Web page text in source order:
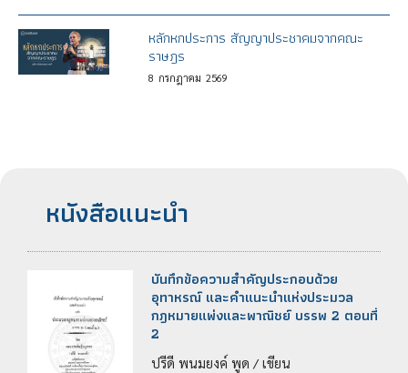
หลักหกประการ สัญญาประชาคมจากคณะ
ราษฎร
8 กรกฎาคม 2569
หนังสือแนะนำ
บันทึกข้อความสำคัญประกอบด้วย
อุทาหรณ์ และคำแนะนำแห่งประมวล
กฎหมายแพ่งและพาณิชย์ บรรพ 2 ตอนที่
2
ปรีดี พนมยงค์ พูด / เขียน